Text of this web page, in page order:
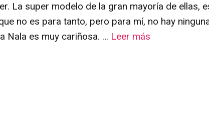
La super modelo de la gran mayoría de ellas,
no es para tanto, pero para mí, no hay
Nala es muy cariñosa. … Leer más